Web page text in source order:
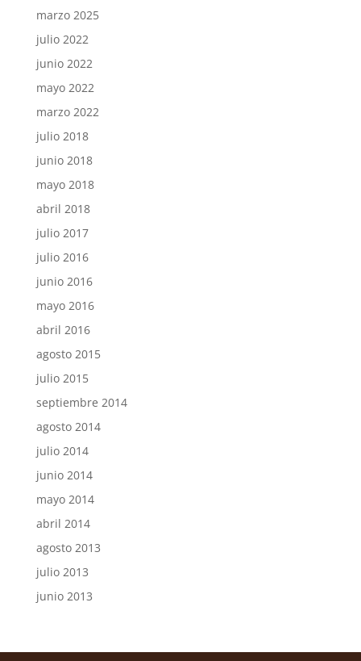
marzo 2025
julio 2022
junio 2022
mayo 2022
marzo 2022
julio 2018
junio 2018
mayo 2018
abril 2018
julio 2017
julio 2016
junio 2016
mayo 2016
abril 2016
agosto 2015
julio 2015
septiembre 2014
agosto 2014
julio 2014
junio 2014
mayo 2014
abril 2014
agosto 2013
julio 2013
junio 2013